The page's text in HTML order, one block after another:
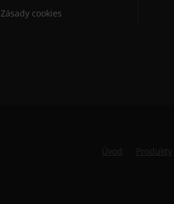
Zásady cookies
Úvod Produkty